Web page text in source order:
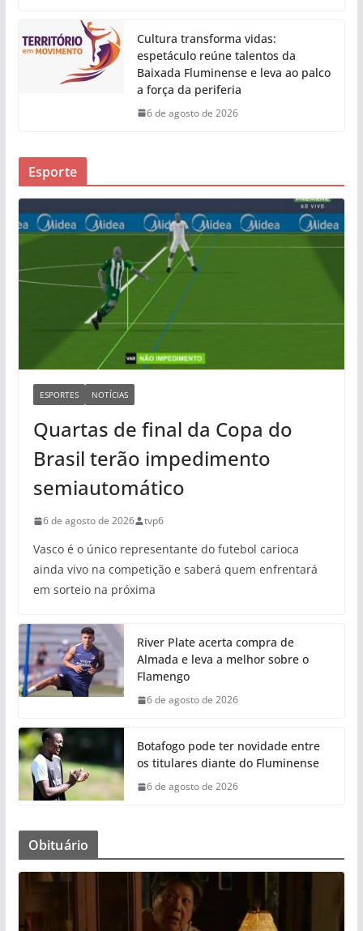
Cultura transforma vidas:
espetáculo reúne talentos da
Baixada Fluminense e leva ao palco
a força da periferia
6 de agosto de 2026
Esporte
ESPORTES NOTÍCIAS
Quartas de final da Copa do
Brasil terão impedimento
semiautomático
6 de agosto de 2026 tvp6
Vasco é o único representante do futebol carioca
ainda vivo na competição e saberá quem enfrentará
em sorteio na próxima
River Plate acerta compra de
Almada e leva a melhor sobre o
Flamengo
6 de agosto de 2026
Botafogo pode ter novidade entre
os titulares diante do Fluminense
6 de agosto de 2026
Obituário